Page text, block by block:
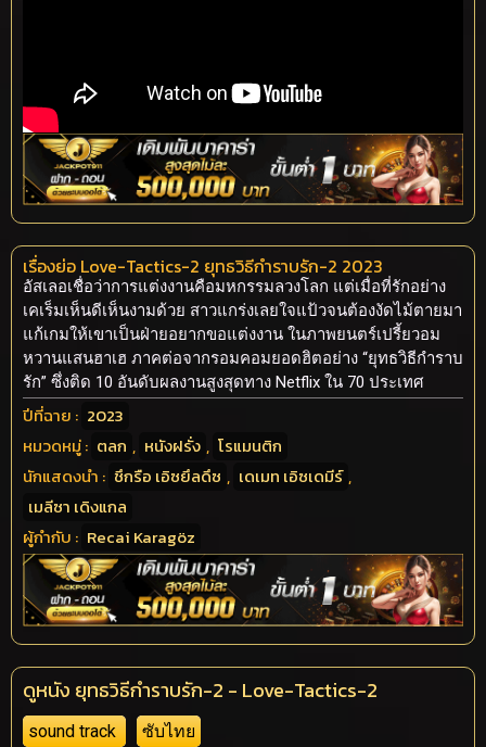
เรื่องย่อ Love-Tactics-2 ยุทธวิธีกำราบรัก-2 2023
อัสเลอเชื่อว่าการแต่งงานคือมหกรรมลวงโลก แต่เมื่อที่รักอย่าง
เคเร็มเห็นดีเห็นงามด้วย สาวแกร่งเลยใจแป้วจนต้องงัดไม้ตายมา
แก้เกมให้เขาเป็นฝ่ายอยากขอแต่งงาน ในภาพยนตร์เปรี้ยวอม
หวานแสนฮาเฮ ภาคต่อจากรอมคอมยอดฮิตอย่าง “ยุทธวิธีกำราบ
รัก” ซึ่งติด 10 อันดับผลงานสูงสุดทาง Netflix ใน 70 ประเทศ
ปีที่ฉาย : 2023
หมวดหมู่ : ตลก , หนังฝรั่ง , โรแมนติก
นักแสดงนำ : ชึกรือ เอิซยึลดึซ , เดเมท เอิซเดมีร์ ,
เมลีซา เดิงแกล
ผู้กำกับ : Recai Karagöz
ดูหนัง ยุทธวิธีกำราบรัก-2 - Love-Tactics-2
sound track ซับไทย